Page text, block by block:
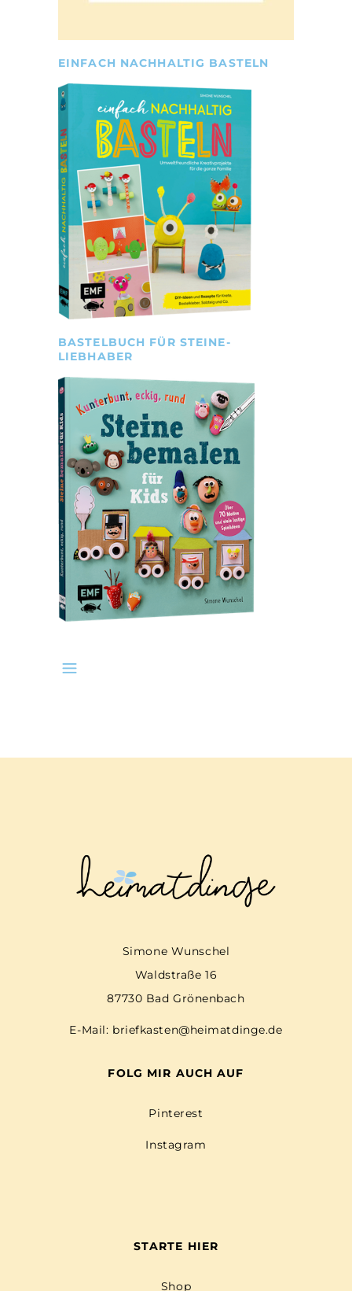
EINFACH NACHHALTIG BASTELN
BASTELBUCH FÜR STEINE-
LIEBHABER
Simone Wunschel
Waldstraße 16
87730 Bad Grönenbach
E-Mail: briefkasten@heimatdinge.de
FOLG MIR AUCH AUF
Pinterest
Instagram
STARTE HIER
Shop